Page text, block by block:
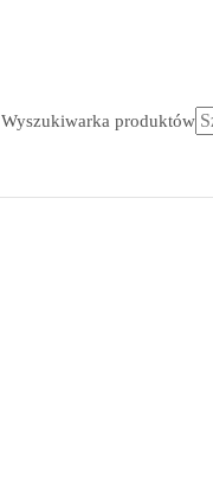
Wyszukiwarka produktów